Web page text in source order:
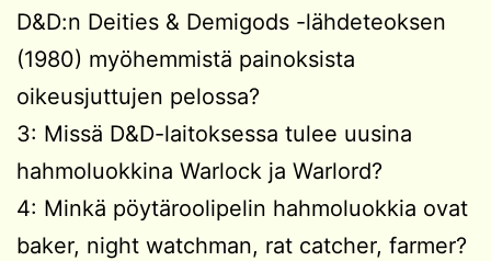
D&D:n Deities & Demigods -lähdeteoksen
(1980) myöhemmistä painoksista
oikeusjuttujen pelossa?
3: Missä D&D-laitoksessa tulee uusina
hahmoluokkina Warlock ja Warlord?
4: Minkä pöytäroolipelin hahmoluokkia ovat
baker, night watchman, rat catcher, farmer?